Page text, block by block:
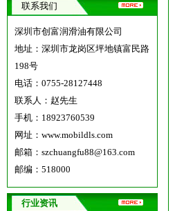
联系我们
深圳市创富润滑油有限公司
地址：深圳市龙岗区坪地镇富民路
198号
电话：0755-28127448
联系人：赵先生
手机：18923760539
网址： www.mobildls.com
邮箱：szchuangfu88@163.com
邮编：518000
行业资讯